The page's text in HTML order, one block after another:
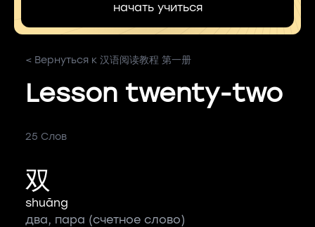
начать учиться
< Вернуться к 汉语阅读教程 第一册
Lesson twenty-two
25 Слов
双
shuāng
два, пара (счетное слово)